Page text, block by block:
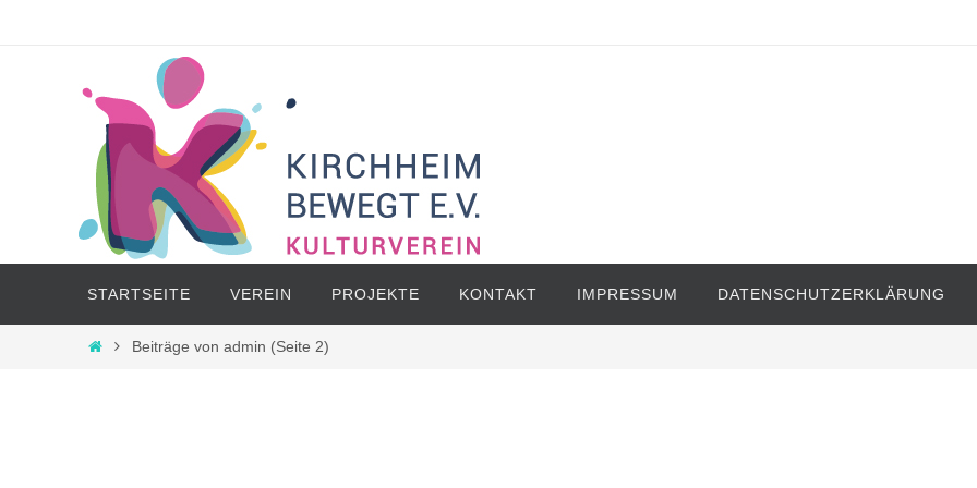
springen
STARTSEITE VEREIN PROJEKTE KONTAKT IMPRESSUM DATENSCHUTZERKLÄRUNG
StartBeiträge von admin (Seite 2)